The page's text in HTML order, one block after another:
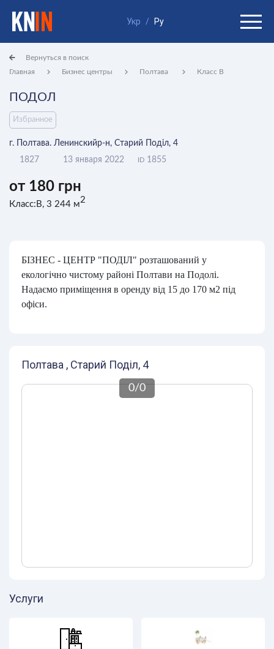
Укр / Ру
Главная Бизнес центры Полтава Класс B
Вернуться в поиск
ПОДОЛ
Избранное
г. Полтава. Ленинскийр-н, Старий Поділ, 4
1827
13 января 2022 ID 1855
от 180 грн
Класс:B, 3 244 м2
0/0
БІЗНЕС - ЦЕНТР "ПОДІЛ" розташований у
екологічно чистому районі Полтави на Подолі.
Надаємо приміщення в оренду від 15 до 170 м2 під
офіси.
Полтава , Старий Поділ, 4
Услуги